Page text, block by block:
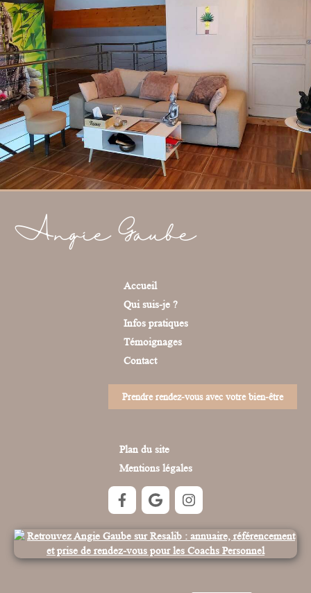
Angie Gaube
Accueil
Qui suis-je ?
Infos pratiques
Témoignages
Contact
Prendre rendez-vous avec votre bien-être
Plan du site
Mentions légales